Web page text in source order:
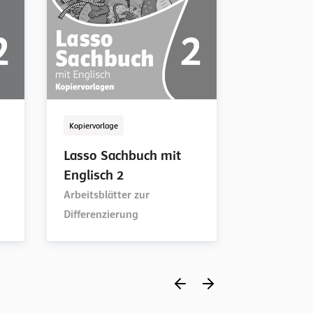
Kopiervorlage
Lasso Sachbuch mit
Englisch 2
Arbeitsblätter zur
Differenzierung
Englisch 2
Arbeitsblätter zur
Differenzierung